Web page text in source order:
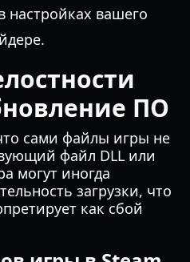
настройках вашего
ПО
сами файлы игры не
файл DLL или
могут иногда
загрузки, что
как сбой